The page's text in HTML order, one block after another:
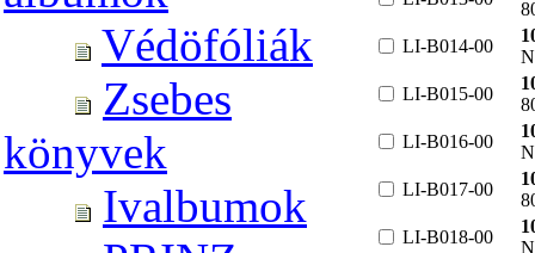
Védöfóliák
Zsebes
könyvek
Ivalbumok
LI-B014-00
LI-B015-00
LI-B016-00
LI-B017-00
LI-B018-00